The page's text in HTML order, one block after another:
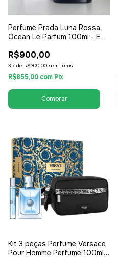
Perfume Prada Luna Rossa
Ocean Le Parfum 100ml - EDP
Masculino
R$900,00
3 x de R$300,00 sem juros
R$855,00 com Pix
Kit 3 peças Perfume Versace
Pour Homme Perfume 100ml +